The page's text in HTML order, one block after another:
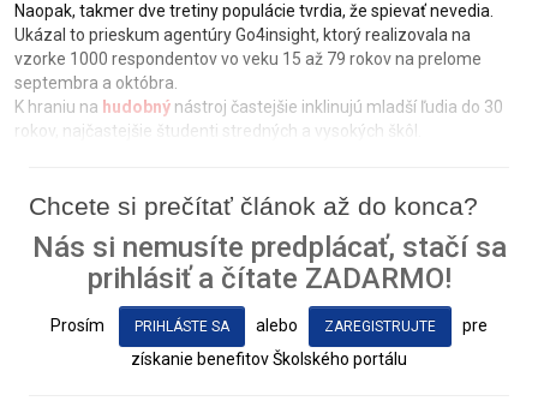
Naopak, takmer dve tretiny populácie tvrdia, že spievať nevedia.
Ukázal to prieskum agentúry Go4insight, ktorý realizovala na
vzorke 1000 respondentov vo veku 15 až 79 rokov na prelome
septembra a októbra.
K hraniu na hudobný nástroj častejšie inklinujú mladší ľudia do 30
rokov, najčastejšie študenti stredných a vysokých škôl.
Chcete si prečítať článok až do konca?
Nás si nemusíte predplácať, stačí sa
prihlásiť a čítate ZADARMO!
Prosím PRIHLÁSTE SA alebo ZAREGISTRUJTE
pre
získanie benefitov Školského portálu